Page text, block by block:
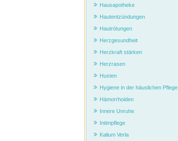
Hausapotheke
Hautentzündungen
Hautrötungen
Herzgesundheit
Herzkraft stärken
Herzrasen
Husten
Hygiene in der häuslichen Pflege
Hämorrhoiden
Innere Unruhe
Intimpflege
Kalium Verla